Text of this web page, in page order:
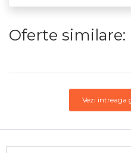
Oferte similare:
Vezi întreaga